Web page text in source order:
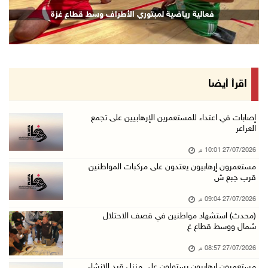
فعالية رياضية لمبتوري الأطراف وسط قطاع غزة
اقرأ أيضا
إصابات في اعتداء للمستعمرين الإرهابيين على تجمع
العراعر
27/07/2026 10:01 م
مستعمرون إرهابيون يعتدون على مركبات المواطنين
قرب جبع ش
27/07/2026 09:04 م
(محدث) استشهاد مواطنين في قصف الاحتلال
شمال ووسط قطاع غ
27/07/2026 08:57 م